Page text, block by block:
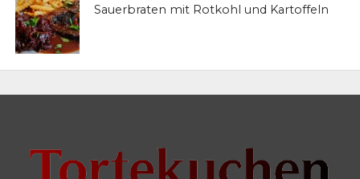
Sauerbraten mit Rotkohl und Kartoffeln